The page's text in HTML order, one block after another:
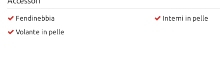
Fendinebbia
Volante in pelle
Interni in pelle
questi
strumenti
di